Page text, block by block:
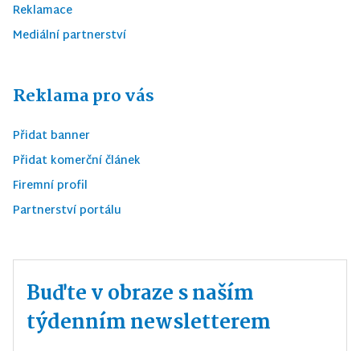
Reklamace
Mediální partnerství
Reklama pro vás
Přidat banner
Přidat komerční článek
Firemní profil
Partnerství portálu
Buďte v obraze s naším
týdenním newsletterem